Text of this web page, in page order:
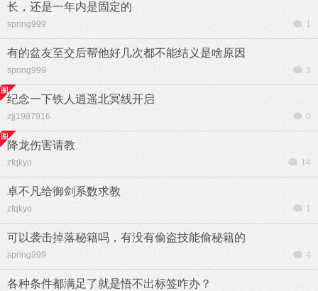
长，还是一年内是固定的
spring999 1
有的盆友至交后帮他好几次都不能结义是啥原因
spring999 3
纪念一下铁人逍遥北冥线开启
zjj1987916 0
降龙伤害请教
zfqkyo 14
卓不凡给御剑系数求教
zfqkyo 1
可以袭击掉落秘籍吗，有没有偷盗技能偷秘籍的
spring999 4
各种条件都满足了就是悟不出标签咋办？